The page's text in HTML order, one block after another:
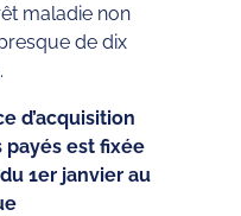
maladie non
de dix
d’acquisition
payés est fixée
1er janvier au